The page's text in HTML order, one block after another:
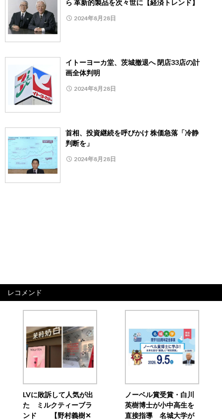
ら 革新的製品を次々世に【経済トレンド】
2024年8月28日
イトーヨーカ堂、茨城撤退へ 閉店33店の計
画全体判明
2024年8月28日
首相、投資継続を呼びかけ 株価急落「冷静
判断を」
2024年8月28日
レコメンド
LVに敗訴して人気が出
た ミルクティーブラ
ンド 【野村義樹✕
ノーベル賞受賞・白川
英樹博士が小中高生を
直接指導 名城大学が